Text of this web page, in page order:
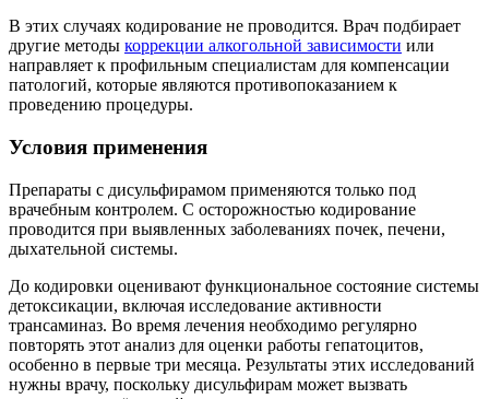
В этих случаях кодирование не проводится. Врач подбирает
другие методы коррекции алкогольной зависимости или
направляет к профильным специалистам для компенсации
патологий, которые являются противопоказанием к
проведению процедуры.
Условия применения
Препараты с дисульфирамом применяются только под
врачебным контролем. С осторожностью кодирование
проводится при выявленных заболеваниях почек, печени,
дыхательной системы.
До кодировки оценивают функциональное состояние системы
детоксикации, включая исследование активности
трансаминаз. Во время лечения необходимо регулярно
повторять этот анализ для оценки работы гепатоцитов,
особенно в первые три месяца. Результаты этих исследований
нужны врачу, поскольку дисульфирам может вызвать